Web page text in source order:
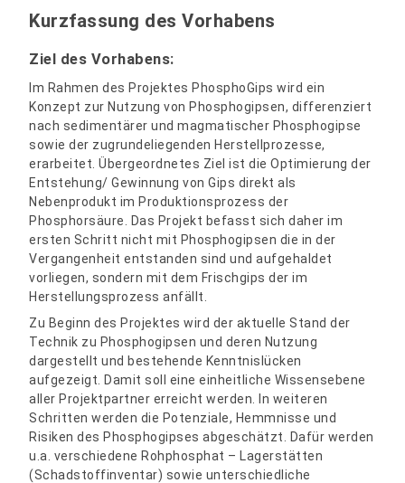
Kurzfassung des Vorhabens
Ziel des Vorhabens:
Im Rahmen des Projektes PhosphoGips wird ein
Konzept zur Nutzung von Phosphogipsen, differenziert
nach sedimentärer und magmatischer Phosphogipse
sowie der zugrundeliegenden Herstellprozesse,
erarbeitet. Übergeordnetes Ziel ist die Optimierung der
Entstehung/ Gewinnung von Gips direkt als
Nebenprodukt im Produktionsprozess der
Phosphorsäure. Das Projekt befasst sich daher im
ersten Schritt nicht mit Phosphogipsen die in der
Vergangenheit entstanden sind und aufgehaldet
vorliegen, sondern mit dem Frischgips der im
Herstellungsprozess anfällt.
Zu Beginn des Projektes wird der aktuelle Stand der
Technik zu Phosphogipsen und deren Nutzung
dargestellt und bestehende Kenntnislücken
aufgezeigt. Damit soll eine einheitliche Wissensebene
aller Projektpartner erreicht werden. In weiteren
Schritten werden die Potenziale, Hemmnisse und
Risiken des Phosphogipses abgeschätzt. Dafür werden
u.a. verschiedene Rohphosphat – Lagerstätten
(Schadstoffinventar) sowie unterschiedliche